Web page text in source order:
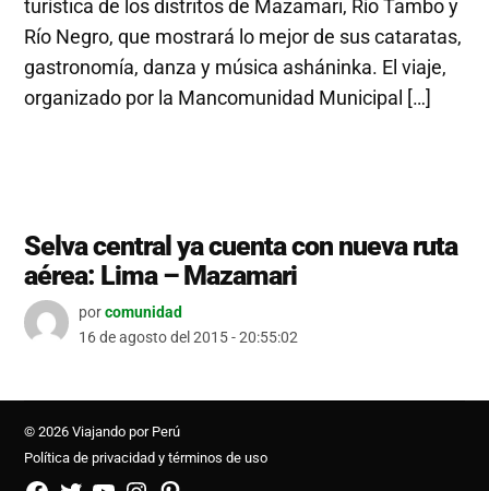
turística de los distritos de Mazamari, Río Tambo y
Río Negro, que mostrará lo mejor de sus cataratas,
gastronomía, danza y música asháninka. El viaje,
organizado por la Mancomunidad Municipal […]
Selva central ya cuenta con nueva ruta
aérea: Lima – Mazamari
porcomunidad
16 de agosto del 2015 - 20:55:02
© 2026 Viajando por Perú
Política de privacidad y términos de uso